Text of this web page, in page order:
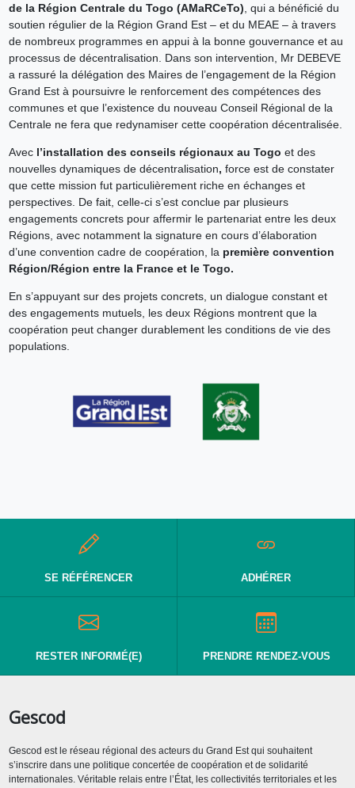
de la Région Centrale du Togo (AMaRCeTo) , qui a bénéficié du
soutien régulier de la Région Grand Est – et du MEAE – à travers
de nombreux programmes en appui à la bonne gouvernance et au
processus de décentralisation. Dans son intervention, Mr DEBEVE
a rassuré la délégation des Maires de l’engagement de la Région
Grand Est à poursuivre le renforcement des compétences des
communes et que l’existence du nouveau Conseil Régional de la
Centrale ne fera que redynamiser cette coopération décentralisée.
Avec l’installation des conseils régionaux au Togo et des
nouvelles dynamiques de décentralisation, force est de constater
que cette mission fut particulièrement riche en échanges et
perspectives. De fait, celle-ci s’est conclue par plusieurs
engagements concrets pour affermir le partenariat entre les deux
Régions, avec notamment la signature en cours d’élaboration
d’une convention cadre de coopération, la première convention
Région/Région entre la France et le Togo.
En s’appuyant sur des projets concrets, un dialogue constant et
des engagements mutuels, les deux Régions montrent que la
coopération peut changer durablement les conditions de vie des
populations.
SE RÉFÉRENCER ADHÉRER
RESTER INFORMÉ(E) PRENDRE RENDEZ-VOUS
Gescod
Gescod est le réseau régional des acteurs du Grand Est qui souhaitent
s’inscrire dans une politique concertée de coopération et de solidarité
internationales. Véritable relais entre l’État, les collectivités territoriales et les